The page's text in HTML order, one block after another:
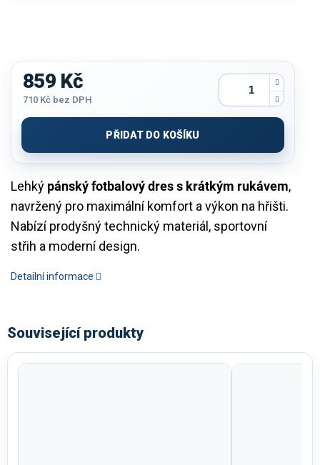
Lehký pánský fotbalový dres s krátkým rukávem,
navržený pro maximální komfort a výkon na hřišti.
Nabízí prodyšný technický materiál, sportovní
střih a moderní design.
Detailní informace
859 Kč
710 Kč bez DPH
cena:
PŘIDAT DO KOŠÍKU
Související produkty